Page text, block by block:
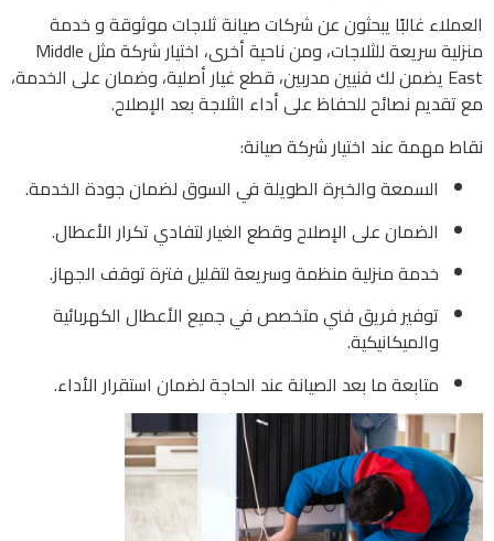
العملاء غالبًا يبحثون عن شركات صيانة ثلاجات موثوقة و خدمة
منزلية سريعة للثلاجات، ومن ناحية أخرى، اختيار شركة مثل Middle
East يضمن لك فنيين مدربين، قطع غيار أصلية، وضمان على الخدمة،
مع تقديم نصائح للحفاظ على أداء الثلاجة بعد الإصلاح.
نقاط مهمة عند اختيار شركة صيانة:
السمعة والخبرة الطويلة في السوق لضمان جودة الخدمة.
الضمان على الإصلاح وقطع الغيار لتفادي تكرار الأعطال.
خدمة منزلية منظمة وسريعة لتقليل فترة توقف الجهاز.
توفير فريق فني متخصص في جميع الأعطال الكهربائية
والميكانيكية.
متابعة ما بعد الصيانة عند الحاجة لضمان استقرار الأداء.